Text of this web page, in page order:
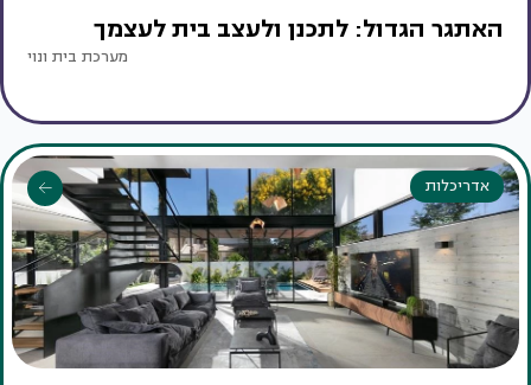
האתגר הגדול: לתכנן ולעצב בית לעצמך
מערכת בית ונוי
אדריכלות